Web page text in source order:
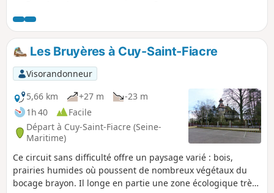
promener autour des étangs.
Les Bruyères à Cuy-Saint-Fiacre
Visorandonneur
5,66 km
+27 m
-23 m
1h 40
Facile
Départ à Cuy-Saint-Fiacre (Seine-
Maritime)
Ce circuit sans difficulté offre un paysage varié : bois,
prairies humides où poussent de nombreux végétaux du
bocage brayon. Il longe en partie une zone écologique très